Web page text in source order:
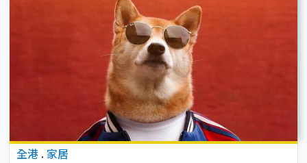
全港 . 家居